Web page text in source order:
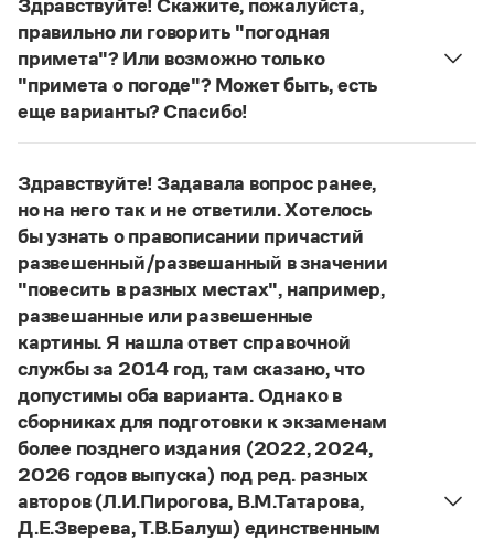
Словари русского языка как государственного
Справочники
Русский язык. Краткий теоретический курс
для школьников
Письмовник
Справочник по пунктуации
Словарь-справочник трудностей
Справочник по фразеологии
Словарь-справочник непростые слова
Все справочники портала
Журнал
Новости и события
Статьи
Монологи
Управление в русском языке
Словарь русских имён
Словарь методических терминов
Правила русской орфографии и пунктуации
(1956)
Здравствуйте! Скажите, пожалуйста,
правильно ли говорить "погодная
примета"? Или возможно только
"примета о погоде"? Может быть, есть
еще варианты? Спасибо!
Сочетаниепогодные приметыотвечает нормам
сочетанияприметы(хорошей, плохой)погоды
приметы о погоде;приметы, относящиеся
к погоде.
Страница ответа
Здравствуйте! Задавала вопрос ранее,
но на него так и не ответили. Хотелось
бы узнать о правописании причастий
развешенный/развешанный в значении
"повесить в разных местах", например,
развешанные или развешенные
картины. Я нашла ответ справочной
службы за 2014 год, там сказано, что
допустимы оба варианта. Однако в
сборниках для подготовки к экзаменам
более позднего издания (2022, 2024,
2026 годов выпуска) под ред. разных
авторов (Л.И.Пирогова, В.М.Татарова,
Д.Е.Зверева, Т.В.Балуш) единственным